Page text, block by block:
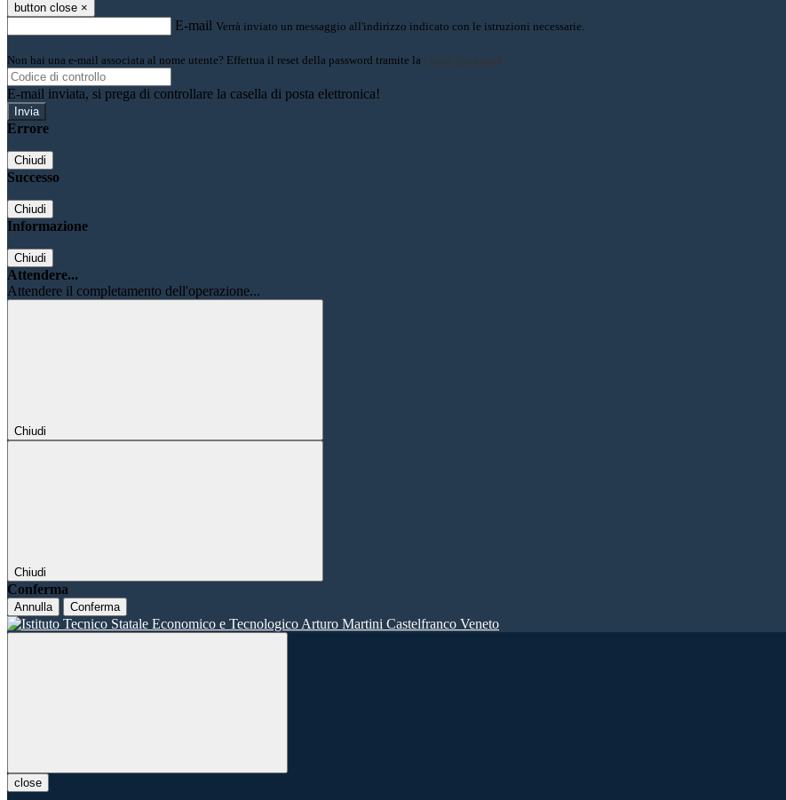
button close ×
E-mail Verrà inviato un messaggio all'indirizzo indicato con le istruzioni necessarie.
Non hai una e-mail associata al nome utente? Effettua il reset della password tramite la Login Spaggiari
E-mail inviata, si prega di controllare la casella di posta elettronica!
Errore
Chiudi
Successo
Chiudi
Informazione
Chiudi
Attendere...
Attendere il completamento dell'operazione...
Chiudi
Chiudi
Conferma
Annulla Conferma
close